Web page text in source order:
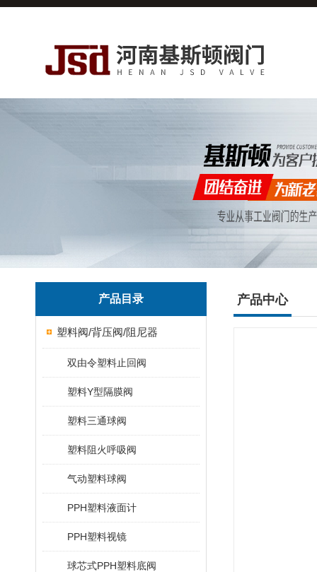
产品目录
塑料阀/背压阀/阻尼器
双由令塑料止回阀
塑料Y型隔膜阀
塑料三通球阀
塑料阻火呼吸阀
气动塑料球阀
PPH塑料液面计
PPH塑料视镜
球芯式PPH塑料底阀
产品中心